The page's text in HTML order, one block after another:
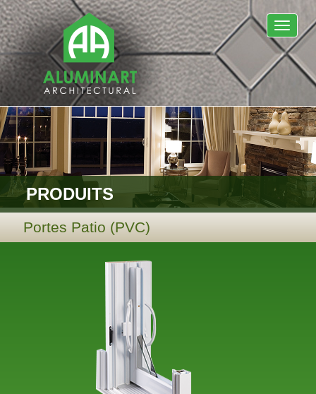
PRODUITS
Portes Patio (PVC)